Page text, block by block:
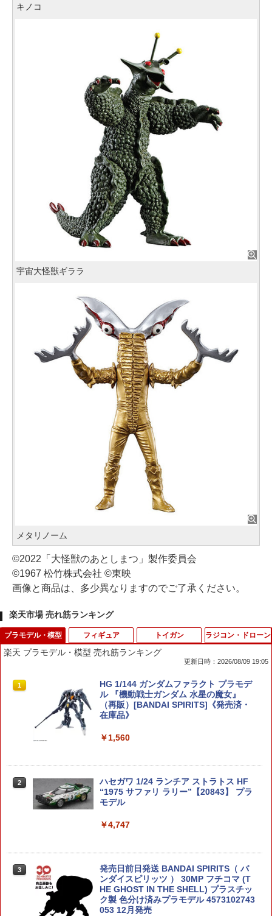
キノコ
宇宙大怪獣ギララ
メタリノーム
©2022「大怪獣のあとしまつ」製作委員会
©1967 松竹株式会社 ©東映
画像と商品は、多少異なりますのでご了承ください。
楽天市場 売れ筋ランキング
プラモデル・模型
楽天 プラモデル・模型 売れ筋ランキング
更新日時：2026/08/09 19:05
1
HG 1/144 ガンダムファラクト プラモデ
ル 『機動戦士ガンダム 水星の魔女』
（再販）[BANDAI SPIRITS]《発売済・
在庫品》
￥1,560
2
ハセガワ 1/24 ランチア ストラトス HF
“1975 サファリ ラリー”【20843】 プラ
モデル
￥4,747
3
発売日前日発送 BANDAI SPIRITS（ バ
ンダイスピリッツ ） 30MP フチコマ (T
HE GHOST IN THE SHELL) プラスチッ
ク製 色分け済みプラモデル 4573102743
053 12月発売
フィギュア トイガン ラジコン・ドローン